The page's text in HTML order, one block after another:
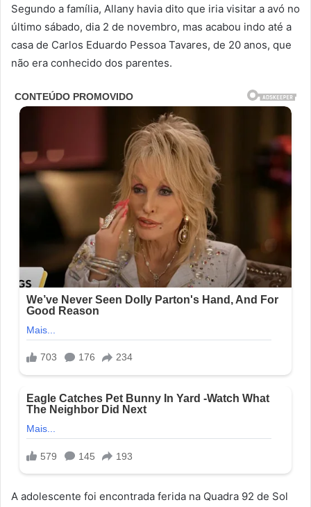
Segundo a família, Allany havia dito que iria visitar a avó no
último sábado, dia 2 de novembro, mas acabou indo até a
casa de Carlos Eduardo Pessoa Tavares, de 20 anos, que
não era conhecido dos parentes.
A adolescente foi encontrada ferida na Quadra 92 de Sol